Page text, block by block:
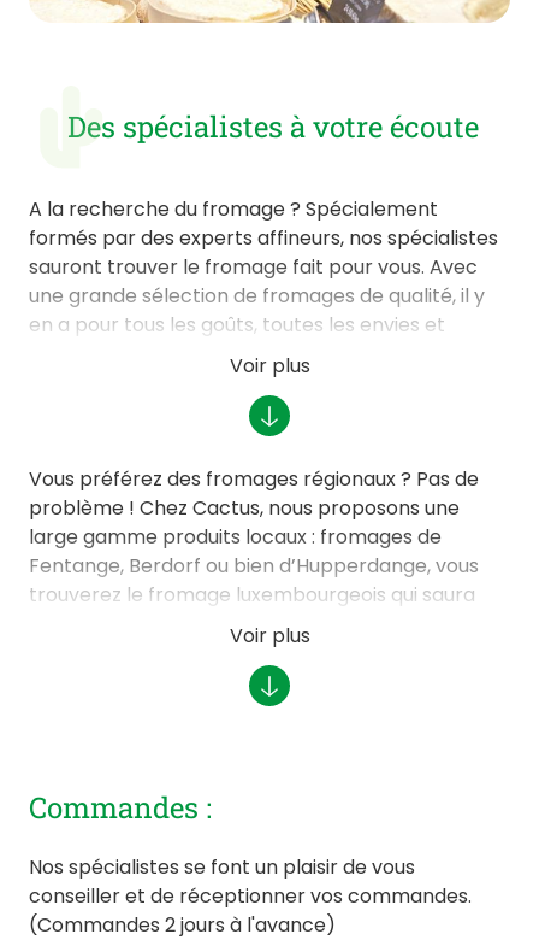
Des spécialistes à votre écoute
A la recherche du fromage ? Spécialement
formés par des experts affineurs, nos spécialistes
sauront trouver le fromage fait pour vous. Avec
une grande sélection de fromages de qualité, il y
en a pour tous les goûts, toutes les envies et
toutes les occasions. Vous voulez accorder votre
fromage avec du vin ou de la bière ? Nous saurons
vous conseiller en magasin ! Fromages artisanaux,
biologiques et/ou locaux, vous trouverez
facilement des produits savoureux mais surtout
authentiques qui sauront réveiller toutes nuances
de votre palais.
Voir plus
Vous préférez des fromages régionaux ? Pas de
problème ! Chez Cactus, nous proposons une
large gamme produits locaux : fromages de
Fentange, Berdorf ou bien d’Hupperdange, vous
trouverez le fromage luxembourgeois qui saura
répondre à vos envies. Le terroir est à l’honneur
chez nous : Fromagerie de Luxembourg, ferme
biologique « A Schiewesch » ou encore Luxlait. Le
Luxembourg a tant à offrir. Produits de qualité,
Voir plus
Commandes :
Nos spécialistes se font un plaisir de vous
conseiller et de réceptionner vos commandes.
(Commandes 2 jours à l'avance)